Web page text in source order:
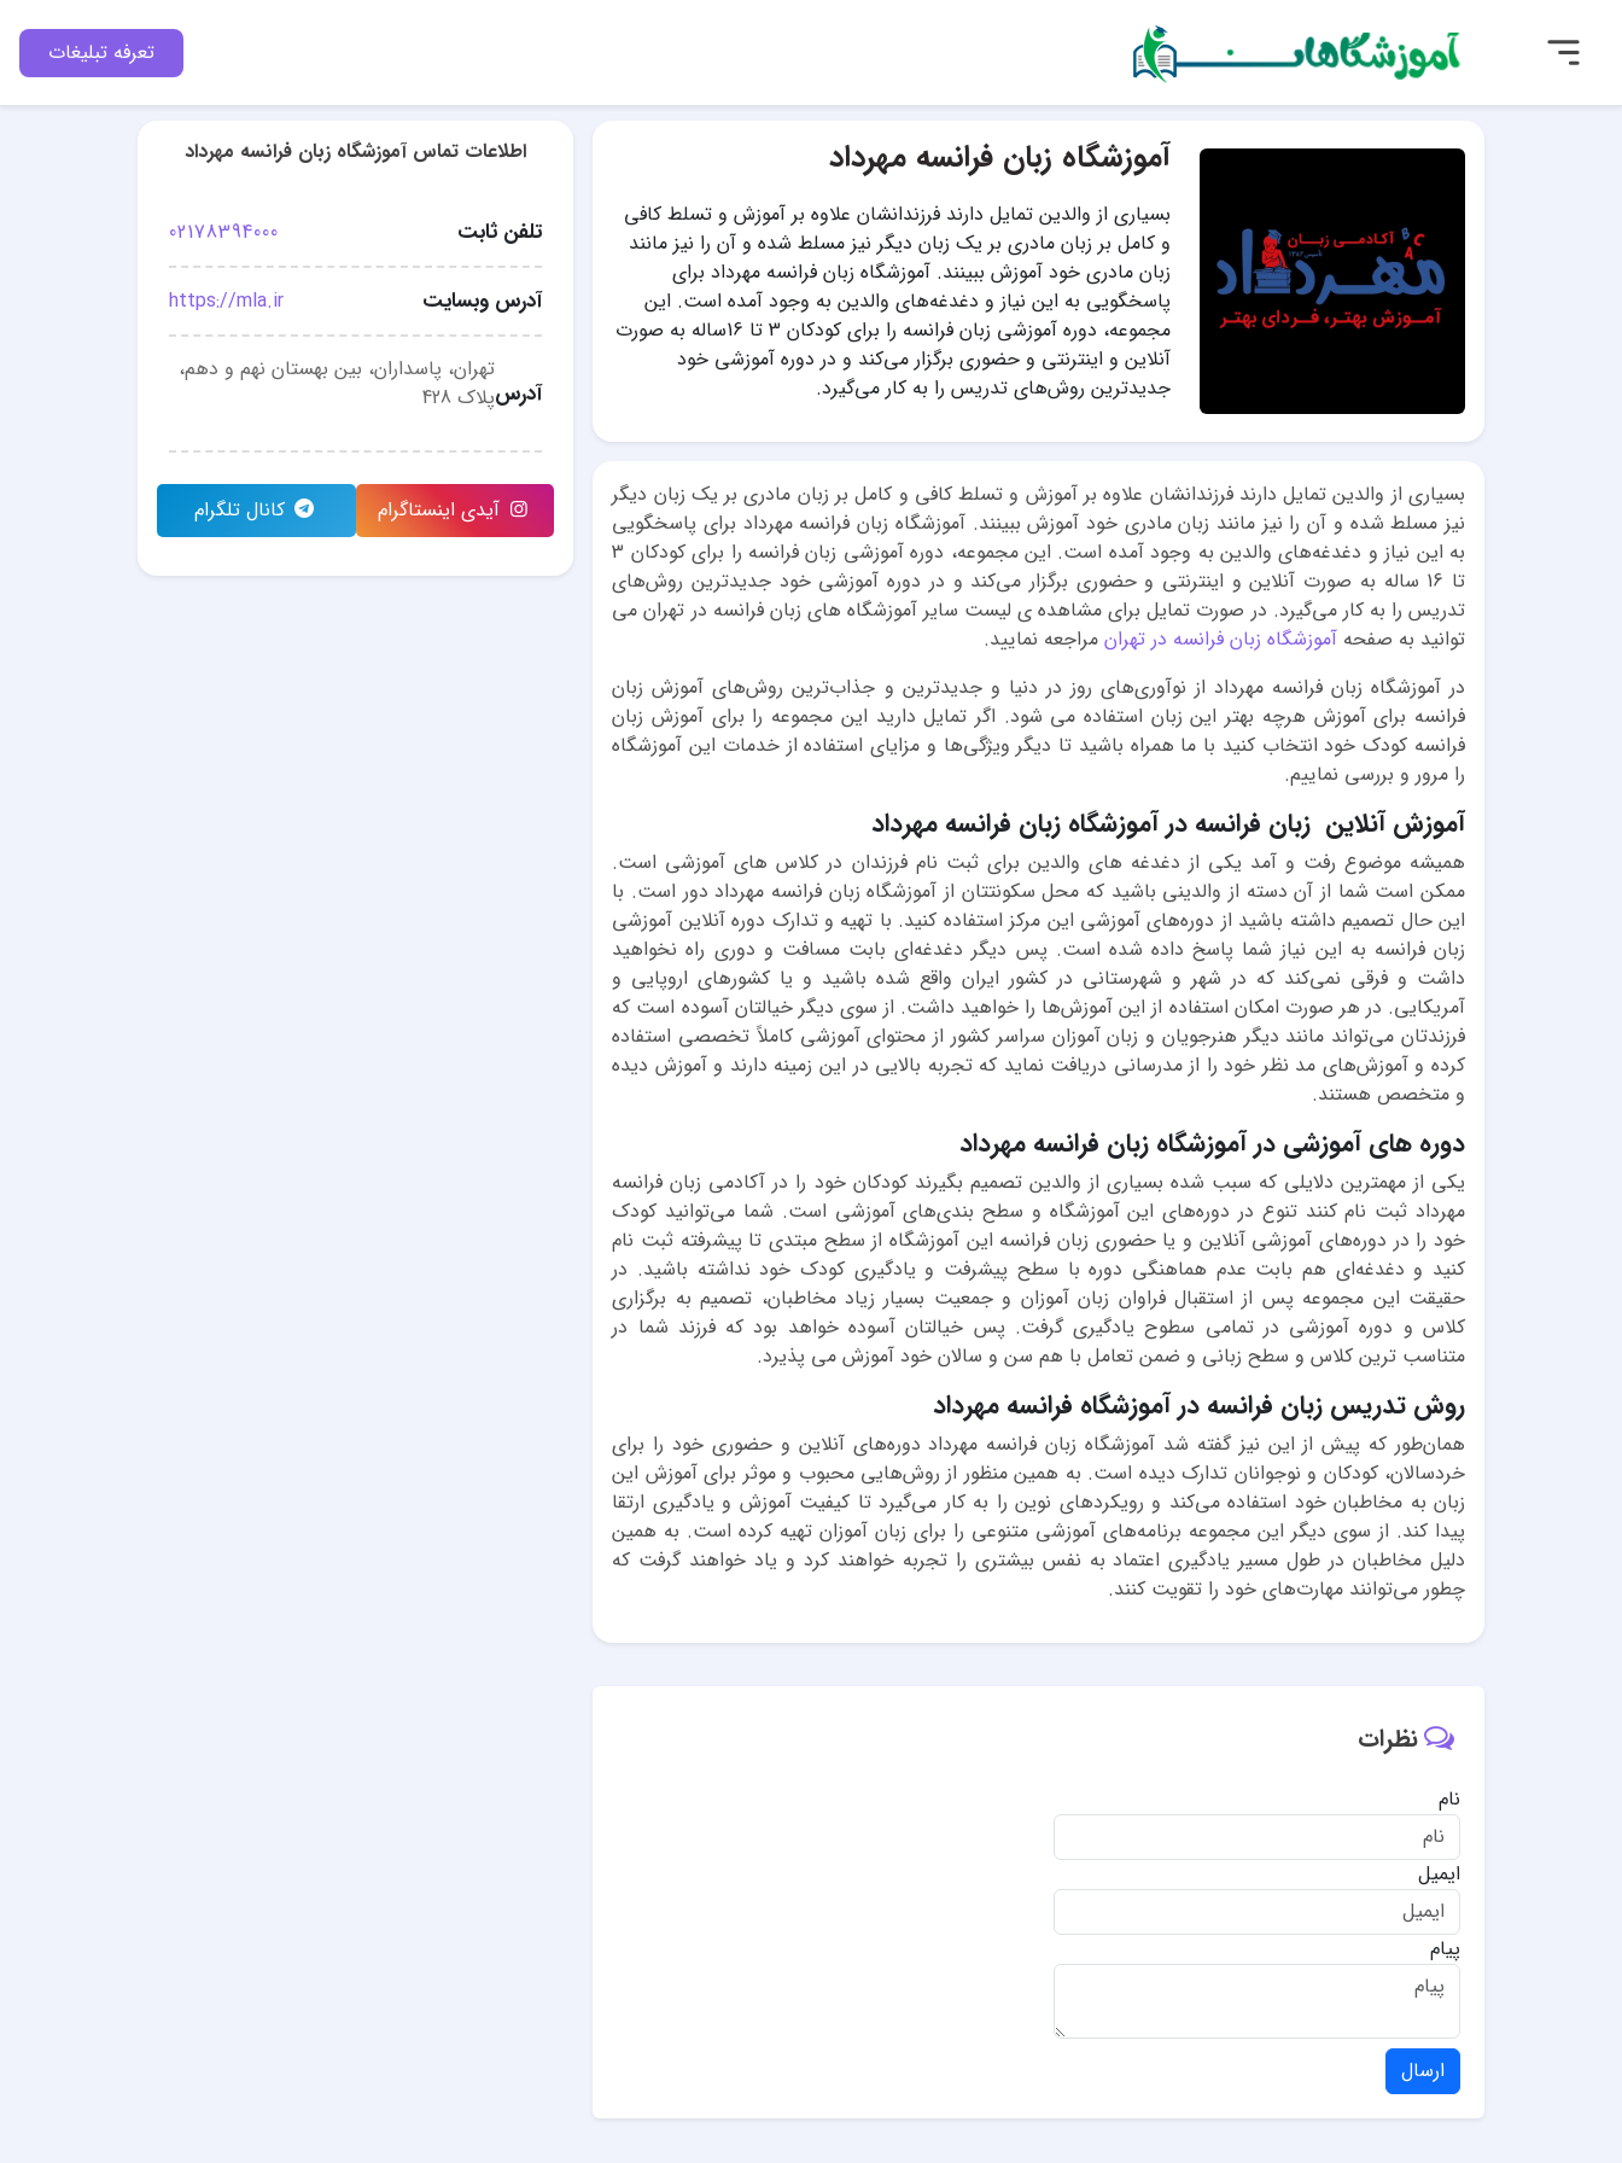
تعرفه تبلیغات
آموزشگاه زبان فرانسه مهرداد
بسیاری از والدین تمایل دارند فرزندانشان علاوه بر آموزش و تسلط کافی
و کامل بر زبان مادری بر یک زبان دیگر نیز مسلط شده و آن را نیز مانند
زبان مادری خود آموزش ببینند. آموزشگاه زبان فرانسه مهرداد برای
پاسخگویی به این نیاز و دغدغه‌های والدین به وجود آمده است. این
مجموعه، دوره آموزشی زبان فرانسه را برای کودکان 3 تا 16ساله به صورت
آنلاین و اینترنتی و حضوری برگزار می‌کند و در دوره آموزشی خود
جدیدترین روش‌های تدریس را به کار می‌گیرد.
بسیاری از والدین تمایل دارند فرزندانشان علاوه بر آموزش و تسلط کافی و کامل بر زبان مادری بر یک زبان دیگر
نیز مسلط شده و آن را نیز مانند زبان مادری خود آموزش ببینند. آموزشگاه زبان فرانسه مهرداد برای پاسخگویی
به این نیاز و دغدغه‌های والدین به وجود آمده است. این مجموعه، دوره آموزشی زبان فرانسه را برای کودکان 3
تا 16 ساله به صورت آنلاین و اینترنتی و حضوری برگزار می‌کند و در دوره آموزشی خود جدیدترین روش‌های
تدریس را به کار می‌گیرد. در صورت تمایل برای مشاهده ی لیست سایر آموزشگاه های زبان فرانسه در تهران می
توانید به صفحه آموزشگاه زبان فرانسه در تهران مراجعه نمایید.
در آموزشگاه زبان فرانسه مهرداد از نوآوری‌های روز در دنیا و جدیدترین و جذاب‌ترین روش‌های آموزش زبان
فرانسه برای آموزش هرچه بهتر این زبان استفاده می شود. اگر تمایل دارید این مجموعه را برای آموزش زبان
فرانسه کودک خود انتخاب کنید با ما همراه باشید تا دیگر ویژگی‌ها و مزایای استفاده از خدمات این آموزشگاه
را مرور و بررسی نماییم.
آموزش آنلاین زبان فرانسه در آموزشگاه زبان فرانسه مهرداد
همیشه موضوع رفت و آمد یکی از دغدغه های والدین برای ثبت نام فرزندان در کلاس های آموزشی است.
ممکن است شما از آن دسته از والدینی باشید که محل سکونتتان از آموزشگاه زبان فرانسه مهرداد دور است. با
این حال تصمیم داشته باشید از دوره‌های آموزشی این مرکز استفاده کنید. با تهیه و تدارک دوره آنلاین آموزشی
زبان فرانسه به این نیاز شما پاسخ داده شده است. پس دیگر دغدغه‌ای بابت مسافت و دوری راه نخواهید
داشت و فرقی نمی‌کند که در شهر و شهرستانی در کشور ایران واقع شده باشید و یا کشورهای اروپایی و
آمریکایی. در هر صورت امکان استفاده از این آموزش‌ها را خواهید داشت. از سوی دیگر خیالتان آسوده است که
فرزندتان می‌تواند مانند دیگر هنرجویان و زبان آموزان سراسر کشور از محتوای آموزشی کاملاً تخصصی استفاده
کرده و آموزش‌های مد نظر خود را از مدرسانی دریافت نماید که تجربه بالایی در این زمینه دارند و آموزش دیده
و متخصص هستند.
دوره های آموزشی در آموزشگاه زبان فرانسه مهرداد
یکی از مهمترین دلایلی که سبب شده بسیاری از والدین تصمیم بگیرند کودکان خود را در آکادمی زبان فرانسه
مهرداد ثبت نام کنند تنوع در دوره‌های این آموزشگاه و سطح بندی‌های آموزشی است. شما می‌توانید کودک
خود را در دوره‌های آموزشی آنلاین و یا حضوری زبان فرانسه این آموزشگاه از سطح مبتدی تا پیشرفته ثبت نام
کنید و دغدغه‌ای هم بابت عدم هماهنگی دوره با سطح پیشرفت و یادگیری کودک خود نداشته باشید. در
حقیقت این مجموعه پس از استقبال فراوان زبان آموزان و جمعیت بسیار زیاد مخاطبان، تصمیم به برگزاری
کلاس و دوره آموزشی در تمامی سطوح یادگیری گرفت. پس خیالتان آسوده خواهد بود که فرزند شما در
متناسب ترین کلاس و سطح زبانی و ضمن تعامل با هم سن و سالان خود آموزش می پذیرد.
روش تدریس زبان فرانسه در آموزشگاه فرانسه مهرداد
همان‌طور که پیش از این نیز گفته شد آموزشگاه زبان فرانسه مهرداد دوره‌های آنلاین و حضوری خود را برای
خردسالان، کودکان و نوجوانان تدارک دیده است. به همین منظور از روش‌هایی محبوب و موثر برای آموزش این
زبان به مخاطبان خود استفاده می‌کند و رویکردهای نوین را به کار می‌گیرد تا کیفیت آموزش و یادگیری ارتقا
پیدا کند. از سوی دیگر این مجموعه برنامه‌های آموزشی متنوعی را برای زبان آموزان تهیه کرده است. به همین
دلیل مخاطبان در طول مسیر یادگیری اعتماد به نفس بیشتری را تجربه خواهند کرد و یاد خواهند گرفت که
چطور می‌توانند مهارت‌های خود را تقویت کنند.
نظرات
نام
ایمیل
پیام
ارسال
اطلاعات تماس آموزشگاه زبان فرانسه مهرداد
تلفن ثابت 02178394000
آدرس وبسایت https://mla.ir
آدرس
تهران، پاسداران، بین بهستان نهم و دهم،
پلاک 428
آیدی اینستاگرام کانال تلگرام